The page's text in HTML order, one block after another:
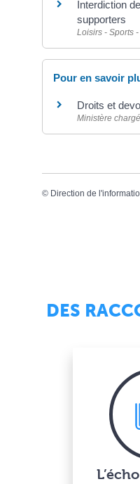
Interdiction
supporters
Loisirs - Sports
Pour en savoir
Droits et
Ministère
© Direction de
DES